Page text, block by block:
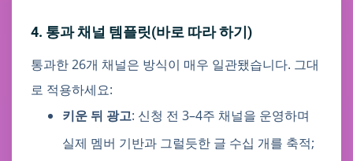
4. 통과 채널 템플릿(바로 따라 하기)
통과한 26개 채널은 방식이 매우 일관됐습니다. 그대
로 적용하세요:
키운 뒤 광고: 신청 전 3–4주 채널을 운영하며
실제 멤버 기반과 그럴듯한 글 수십 개를 축적;